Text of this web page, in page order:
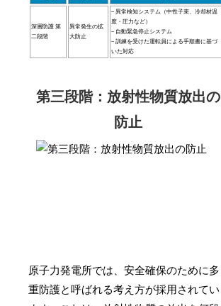
深層防護 第
二段階
異常発生の拡
大防止
– 異常検知システム（中性子束、冷却材温
度・圧力など）
– 自動緊急停止システム
– 訓練を受けた運転員による手順書に基づ
いた対応
第三段階：放射性物質放出の
防止
原子力発電所では、安全確保のために多
重防護と呼ばれる考え方が採用されてい